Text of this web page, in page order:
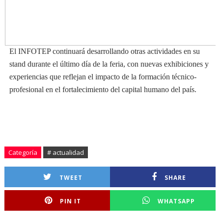
El INFOTEP continuará desarrollando otras actividades en su
stand durante el último día de la feria, con nuevas exhibiciones y
experiencias que reflejan el impacto de la formación técnico-
profesional en el fortalecimiento del capital humano del país.
Categoría # actualidad
TWEET SHARE
PIN IT WHATSAPP